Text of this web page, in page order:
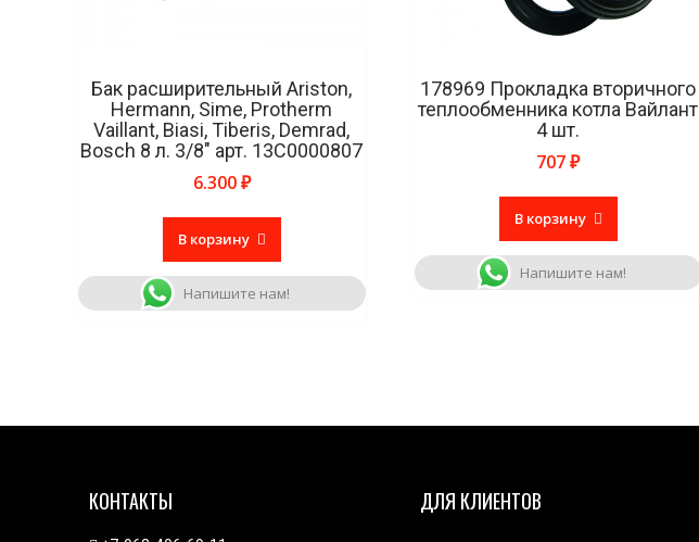
Бак расширительный Ariston,
Hermann, Sime, Protherm
Vaillant, Biasi, Tiberis, Demrad,
Bosch 8 л. 3/8″ арт. 13C0000807
6.300₽
В корзину
Напишите нам!
178969 Прокладка вторичного
теплообменника котла Вайлант
4 шт.
707₽
В корзину
Напишите нам!
КОНТАКТЫ ДЛЯ КЛИЕНТОВ